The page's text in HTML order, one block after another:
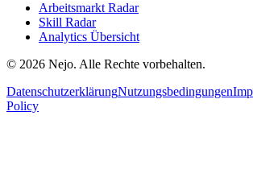
Arbeitsmarkt Radar
Skill Radar
Analytics Übersicht
© 2026 Nejo. Alle Rechte vorbehalten.
DatenschutzerklärungNutzungsbedingungen
Policy